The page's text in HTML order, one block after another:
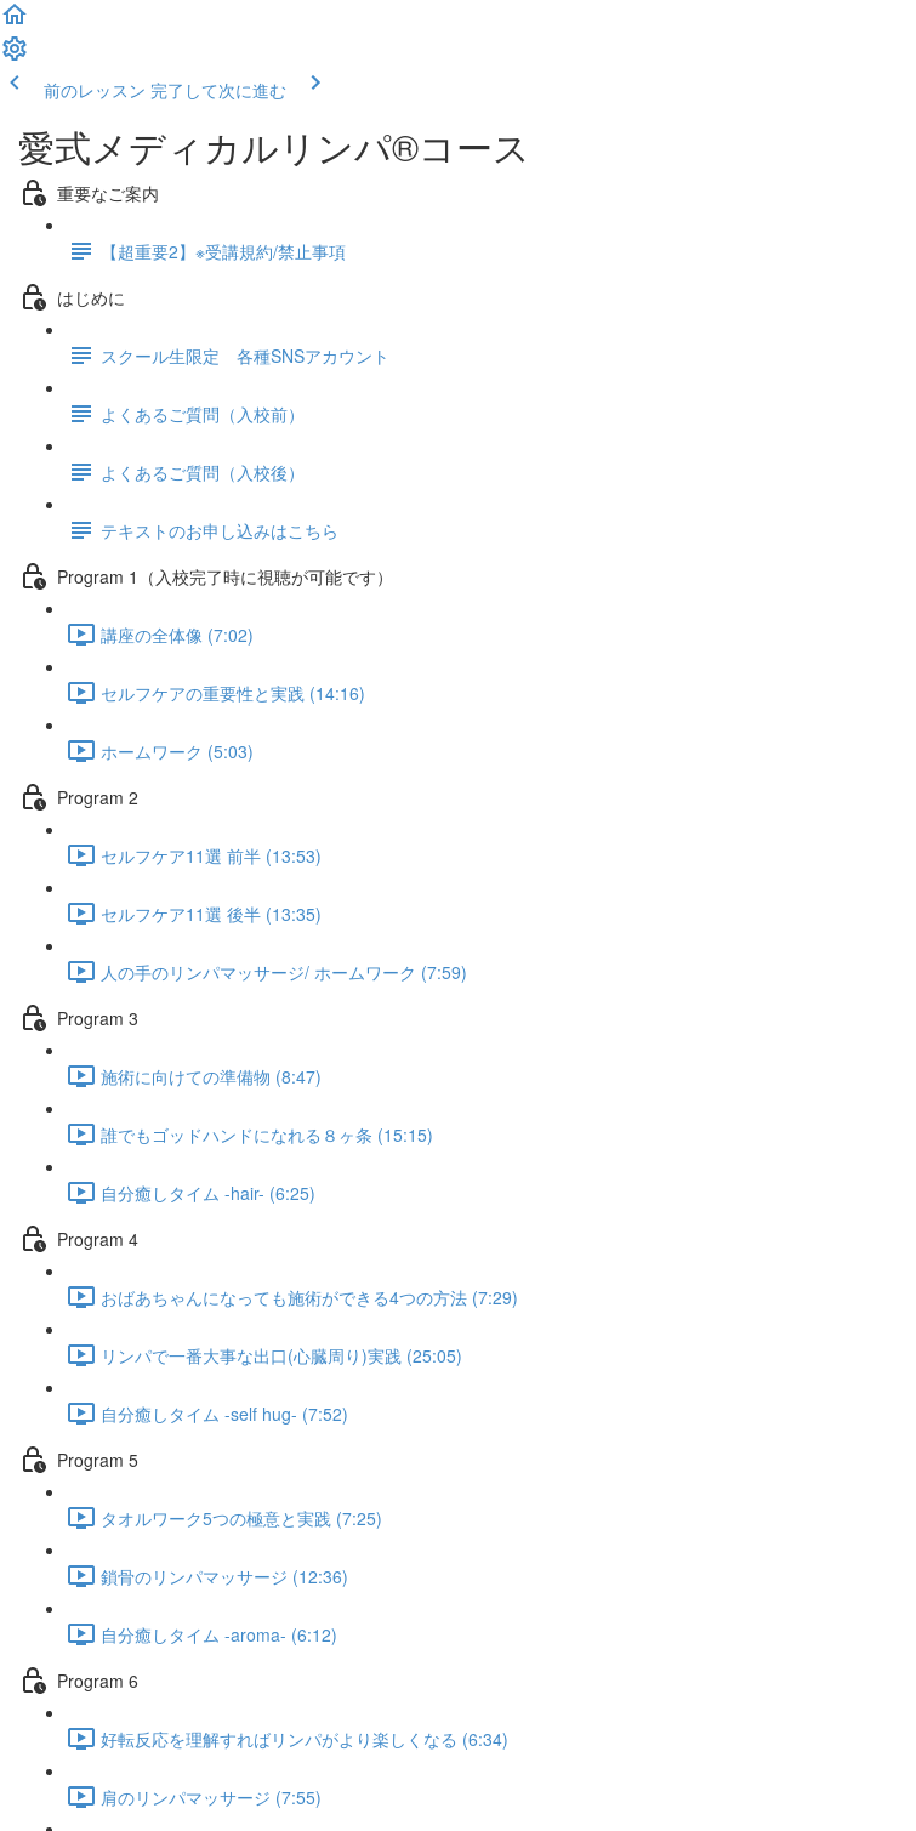
前のレッスン 完了して次に進む
愛式メディカルリンパ®コース
重要なご案内
【超重要2】※受講規約/禁止事項
はじめに
スクール生限定 各種SNSアカウント
よくあるご質問（入校前）
よくあるご質問（入校後）
テキストのお申し込みはこちら
Program 1（入校完了時に視聴が可能です）
講座の全体像 (7:02)
セルフケアの重要性と実践 (14:16)
ホームワーク (5:03)
Program 2
セルフケア11選 前半 (13:53)
セルフケア11選 後半 (13:35)
人の手のリンパマッサージ/ ホームワーク (7:59)
Program 3
施術に向けての準備物 (8:47)
誰でもゴッドハンドになれる８ヶ条 (15:15)
自分癒しタイム -hair- (6:25)
Program 4
おばあちゃんになっても施術ができる4つの方法 (7:29)
リンパで一番大事な出口(心臓周り)実践 (25:05)
自分癒しタイム -self hug- (7:52)
Program 5
タオルワーク5つの極意と実践 (7:25)
鎖骨のリンパマッサージ (12:36)
自分癒しタイム -aroma- (6:12)
Program 6​
好転反応を理解すればリンパがより楽しくなる (6:34)
肩のリンパマッサージ (7:55)